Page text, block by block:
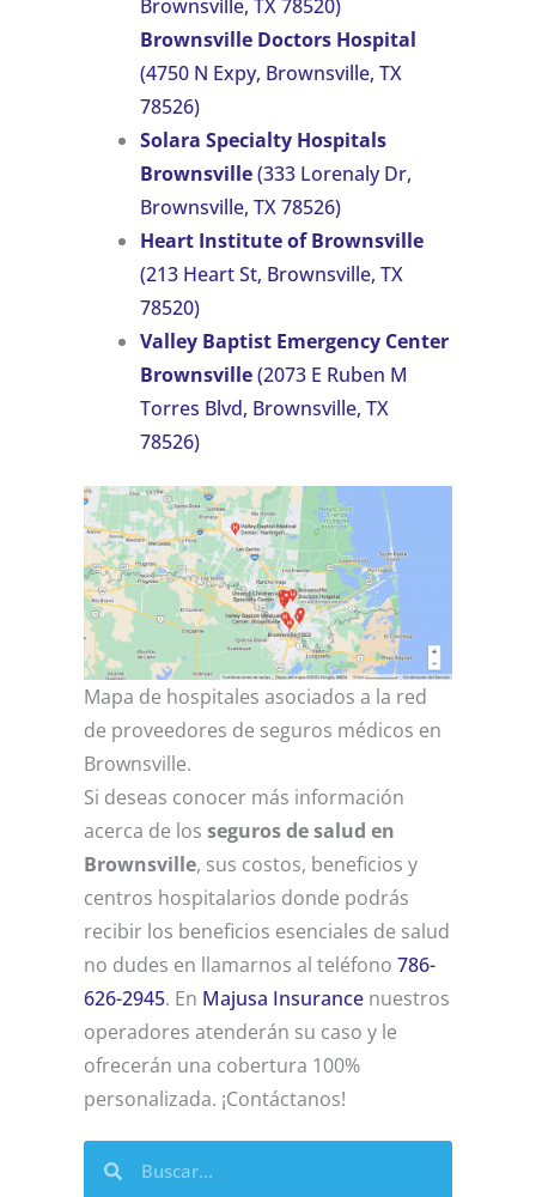
Brownsville, TX 78520)
Brownsville Doctors Hospital
(4750 N Expy, Brownsville, TX
78526)
Solara Specialty Hospitals
Brownsville(333 Lorenaly Dr,
Brownsville, TX 78526)
Heart Institute of Brownsville
(213 Heart St, Brownsville, TX
78520)
Valley Baptist Emergency Center
Brownsville(2073 E Ruben M
Torres Blvd, Brownsville, TX
78526)
Mapa de hospitales asociados a la red
de proveedores de seguros médicos en
Brownsville.
Si deseas conocer más información
acerca de los seguros de salud en
Brownsville, sus costos, beneficios y
centros hospitalarios donde podrás
recibir los beneficios esenciales de salud
no dudes en llamarnos al teléfono 786-
626-2945. En Majusa Insurance nuestros
operadores atenderán su caso y le
ofrecerán una cobertura 100%
personalizada. ¡Contáctanos!
Buscar